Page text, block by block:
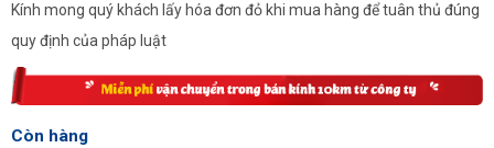
Kính mong quý khách lấy hóa đơn đỏ khi mua hàng để tuân thủ đúng
quy định của pháp luật
Còn hàng